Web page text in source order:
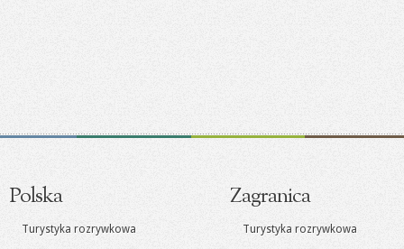
Polska
Turystyka rozrywkowa
Zagranica
Turystyka rozrywkowa